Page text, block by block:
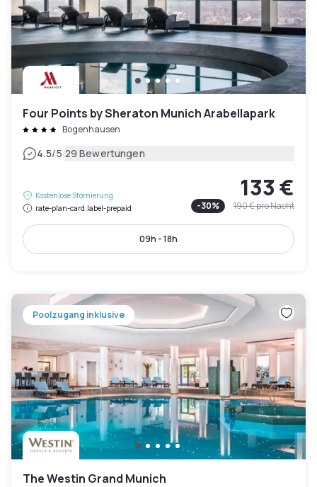
Four Points by Sheraton Munich Arabellapark
Bogenhausen
4.5/5|29 Bewertungen
Kostenlose Stornierung
rate-plan-card.label-prepaid
133 €
-30% 190 €pro Nacht
09h - 18h
Poolzugang inklusive
The Westin Grand Munich